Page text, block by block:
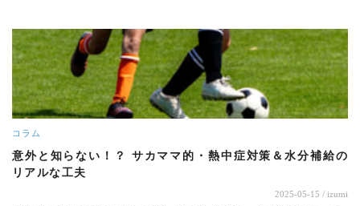
コラム
意外と知らない！？ サカママ的・熱中症対策＆水分補給の
リアルな工夫
2025-05-15 / izumi